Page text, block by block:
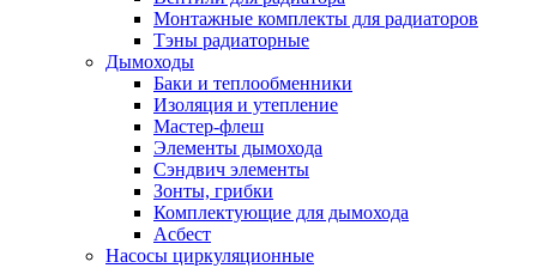
Монтажные комплекты для радиаторов
Тэны радиаторные
Дымоходы
Баки и теплообменники
Изоляция и утепление
Мастер-флеш
Элементы дымохода
Сэндвич элементы
Зонты, грибки
Комплектующие для дымохода
Асбест
Насосы циркуляционные